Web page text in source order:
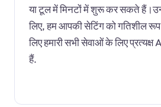
या टूल में मिनटों में शुरू कर सकते
लिए, हम आपकी सेटिंग को गतिशील
लिए हमारी सभी सेवाओं के लिए
हैं.